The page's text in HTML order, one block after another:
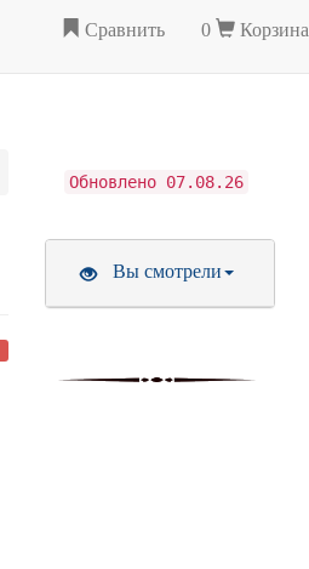
Сравнить 0 Корзина
Обновлено 07.08.26
Вы смотрели